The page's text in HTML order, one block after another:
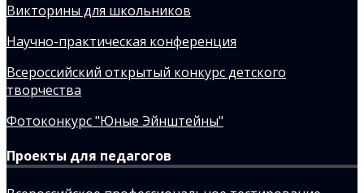
Викторины для школьников
Научно-практическая конференция
Всероссийский открытый конкурс детского
творчества
Фотоконкурс "Юные Эйнштейны"
Проекты для педагогов